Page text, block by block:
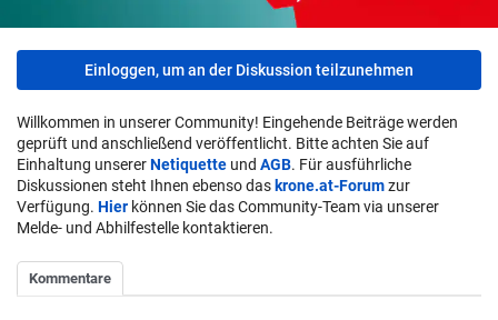
Einloggen, um an der Diskussion teilzunehmen
Willkommen in unserer Community! Eingehende Beiträge werden
geprüft und anschließend veröffentlicht. Bitte achten Sie auf
Einhaltung unsererNetiquette und AGB. Für ausführliche
Diskussionen steht Ihnen ebenso das krone.at-Forumzur
Verfügung. Hier können Sie das Community-Team via unserer
Melde- und Abhilfestelle kontaktieren.